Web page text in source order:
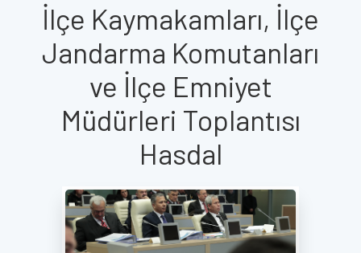
İlçe Kaymakamları, İlçe
Jandarma Komutanları
ve İlçe Emniyet
Müdürleri Toplantısı
Hasdal